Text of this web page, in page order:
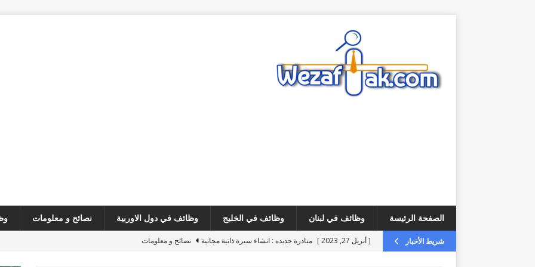
الصفحة الرئيسة وظائف في لبنان وظائف في الخليج وظائف في دول الاوربية نصائح و معلومات
شريط الأخبار [ أبريل 27, 2023 ] مبادرة جديده : انشاء سيرة ذاتية مجانية
نصائح و معلومات